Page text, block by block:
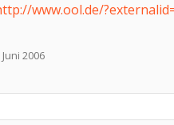
www.ool.de/
Juni 2006